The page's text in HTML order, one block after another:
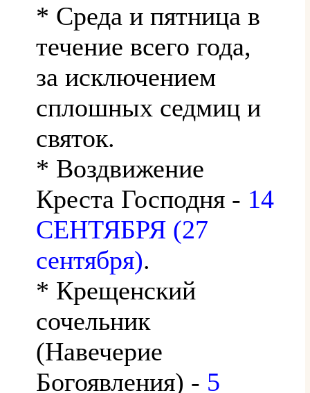
* Среда и пятница в
течение всего года,
за исключением
сплошных седмиц и
святок.
* Воздвижение
Креста Господня - 14
СЕНТЯБРЯ (27
сентября).
* Крещенский
сочельник
(Навечерие
Богоявления) - 5